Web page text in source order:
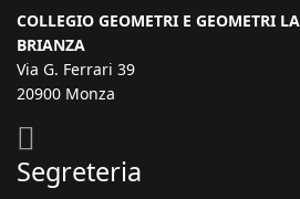
COLLEGIO GEOMETRI E GEOMETRI
BRIANZA
Via G. Ferrari 39
20900 Monza
Segreteria